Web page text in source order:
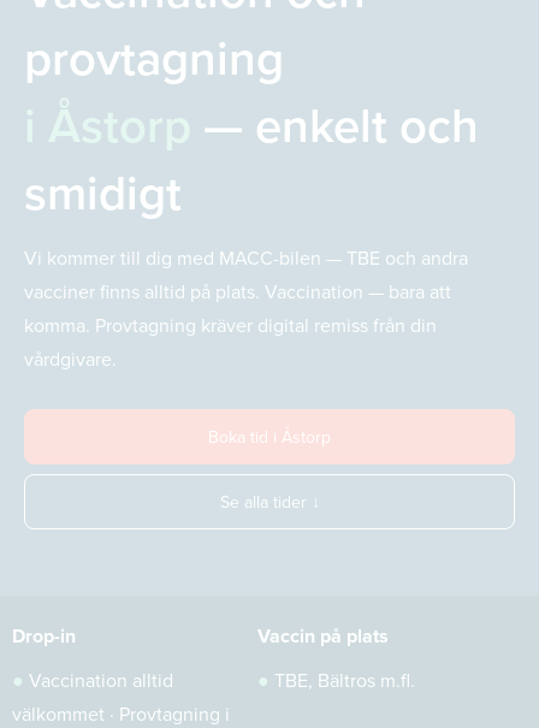
provtagning
— enkelt och
smidigt
Vi kommer till dig med MACC-bilen — TBE och andra
vacciner finns alltid på plats. Vaccination — bara att
komma. Provtagning kräver digital remiss från din
vårdgivare.
Boka tid i Åstorp
Se alla tider ↓
Drop-in
● Vaccination alltid
välkommet · Provtagning i
Vaccin på plats
● TBE, Bältros m.fl.